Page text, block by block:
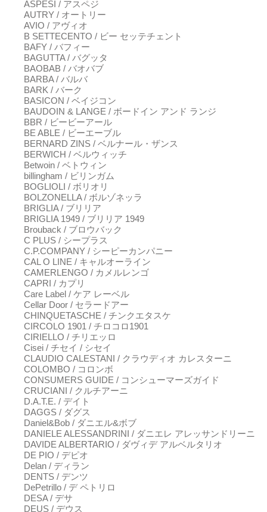
ASPESI / アスペジ
AUTRY / オートリー
AVIO / アヴィオ
B SETTECENTO / ビー セッテチェント
BAFY / バフィー
BAGUTTA / バグッタ
BAOBAB / バオバブ
BARBA / バルバ
BARK / バーク
BASICON / ベイジコン
BAUDOIN & LANGE / ボードイン アンド ランジ
BBR / ビービーアール
BE ABLE / ビーエーブル
BERNARD ZINS / ベルナール・ザンス
BERWICH / ベルウィッチ
Betwoin / ベトウィン
billingham / ビリンガム
BOGLIOLI / ボリオリ
BOLZONELLA / ボルゾネッラ
BRIGLIA / ブリリア
BRIGLIA 1949 / ブリリア 1949
Brouback / ブロウバック
C PLUS / シープラス
C.P.COMPANY / シーピーカンパニー
CAL O LINE / キャルオーライン
CAMERLENGO / カメルレンゴ
CAPRI / カプリ
Care Label / ケア レーベル
Cellar Door / セラードアー
CHINQUETASCHE / チンクエタスケ
CIRCOLO 1901 / チロコロ1901
CIRIELLO / チリエッロ
Cisei / チセイ / シセイ
CLAUDIO CALESTANI / クラウディオ カレスターニ
COLOMBO / コロンボ
CONSUMERS GUIDE / コンシューマーズガイド
CRUCIANI / クルチアーニ
D.A.T.E. / デイト
DAGGS / ダグス
Daniel&Bob / ダニエル&ボブ
DANIELE ALESSANDRINI / ダニエレ アレッサンドリーニ
DAVIDE ALBERTARIO / ダヴィデ アルベルタリオ
DE PIO / デピオ
Delan / ディラン
DENTS / デンツ
DePetrillo / デ ペトリロ
DESA / デサ
DEUS / デウス